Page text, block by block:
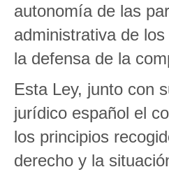
autonomía de las
administrativa de
la defensa de la
Esta Ley, junto con
jurídico español el
los principios
derecho y la